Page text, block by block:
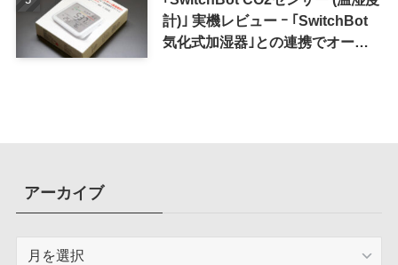
計)｣ 実機レビュー ｰ ｢SwitchBot
気化式加湿器｣との連携でオート
アーカイブ